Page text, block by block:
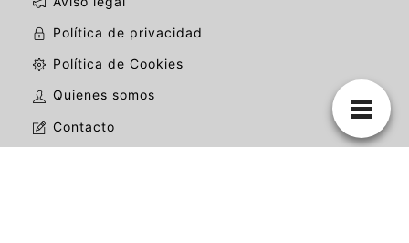
Política de privacidad
Política de Cookies
Quienes somos
Contacto